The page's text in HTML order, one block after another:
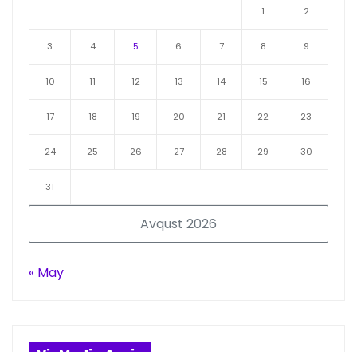
Avqust 2026
1 2
3 4 5 6 7 8 9
10 11 12 13 14 15 16
17 18 19 20 21 22 23
24 25 26 27 28 29 30
31
« May